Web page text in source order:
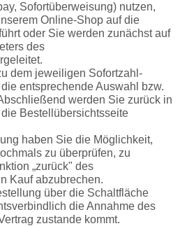
Sofortüberweisung) nutzen,
Online-Shop auf die
oder Sie werden zunächst auf
des
dem jeweiligen Sofortzahl-
entsprechende Auswahl bzw.
werden Sie zurück in
Bestellübersichtsseite
haben Sie die Möglichkeit,
zu überprüfen, zu
„zurück" des
Kauf abzubrechen.
über die Schaltfläche
die Annahme des
zustande kommt.